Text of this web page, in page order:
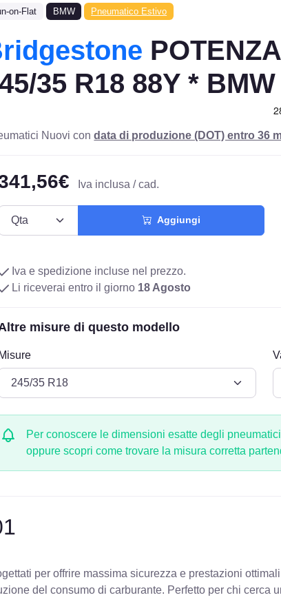
on-Flat BMW Pneumatico Estivo
35 R18 88Y *
Nuovi condata di produzione (DOT) entro 36
Iva inclusa / cad.
Aggiungi
Iva e spedizione incluse nel prezzo.
Li riceverai entro il giorno 18 Agosto
misure di questo modello
Misure
Per conoscere le dimensioni esatte degli
oppure scopri come trovare la misura corretta
per offrire massima sicurezza e prestazioni
del consumo di carburante. Perfetto per chi cerca